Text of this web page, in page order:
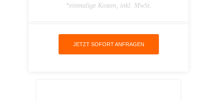
*einmalige Kosten, inkl. MwSt.
JETZT SOFORT ANFRAGEN